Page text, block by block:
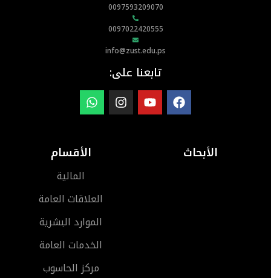
0097593209070
0097022420555
info@zust.edu.ps
تابعنا على:
الأبحاث الأقسام
المالية
العلاقات العامة
الموارد البشرية
الخدمات العامة
مركز الحاسوب